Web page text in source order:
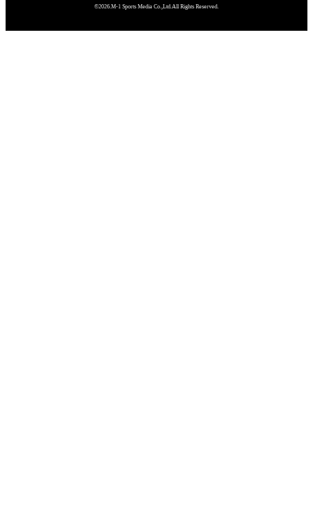
©2026.M-1 Sports Media Co.,Ltd.All Rights Reserved.